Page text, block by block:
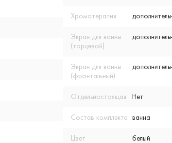
Хромотерапия
Экран для ванны
(торцевой)
Экран для ванны
(фронтальный)
Отдельностоящая Нет
Состав комплекта ванна
Цвет белый